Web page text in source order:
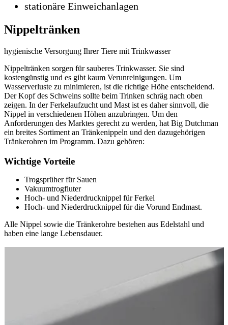
stationäre Einweichanlagen
Nippeltränken
hygienische Versorgung Ihrer Tiere mit Trinkwasser
Nippeltränken sorgen für sauberes Trinkwasser. Sie sind
kostengünstig und es gibt kaum Verunreinigungen. Um
Wasserverluste zu minimieren, ist die richtige Höhe entscheidend.
Der Kopf des Schweins sollte beim Trinken schräg nach oben
zeigen. In der Ferkelaufzucht und Mast ist es daher sinnvoll, die
Nippel in verschiedenen Höhen anzubringen. Um den
Anforderungen des Marktes gerecht zu werden, hat Big Dutchman
ein breites Sortiment an Tränkenippeln und den dazugehörigen
Tränkerohren im Programm. Dazu gehören:
Wichtige Vorteile
Trogsprüher für Sauen
Vakuumtrogfluter
Hoch- und Niederdrucknippel für Ferkel
Hoch- und Niederdrucknippel für die Vorund Endmast.
Alle Nippel sowie die Tränkerohre bestehen aus Edelstahl und
haben eine lange Lebensdauer.